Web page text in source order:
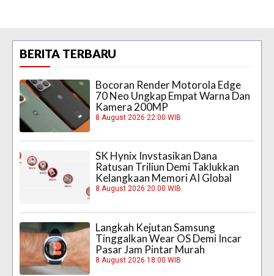
BERITA TERBARU
Bocoran Render Motorola Edge
70 Neo Ungkap Empat Warna Dan
Kamera 200MP
8 August 2026 22:00 WIB
SK Hynix Invstasikan Dana
Ratusan Triliun Demi Taklukkan
Kelangkaan Memori AI Global
8 August 2026 20:00 WIB
Langkah Kejutan Samsung
Tinggalkan Wear OS Demi Incar
Pasar Jam Pintar Murah
8 August 2026 18:00 WIB